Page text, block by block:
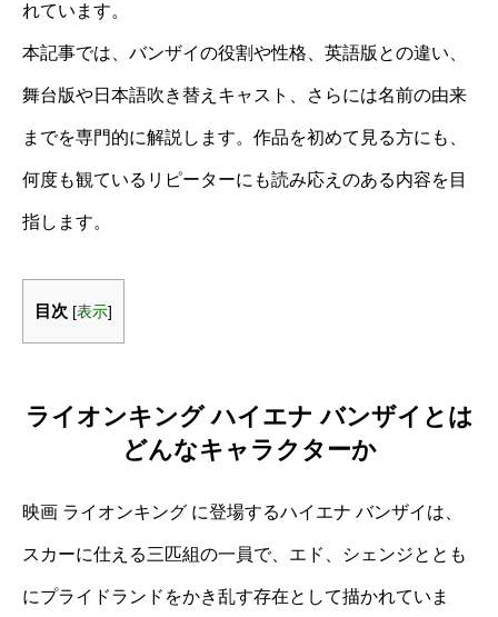
れています。
本記事では、バンザイの役割や性格、英語版との違い、
舞台版や日本語吹き替えキャスト、さらには名前の由来
までを専門的に解説します。作品を初めて見る方にも、
何度も観ているリピーターにも読み応えのある内容を目
指します。
目次 [表示]
ライオンキング ハイエナ バンザイとは
どんなキャラクターか
映画 ライオンキング に登場するハイエナ バンザイは、
スカーに仕える三匹組の一員で、エド、シェンジととも
にプライドランドをかき乱す存在として描かれていま